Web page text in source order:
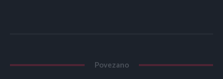
Povezano